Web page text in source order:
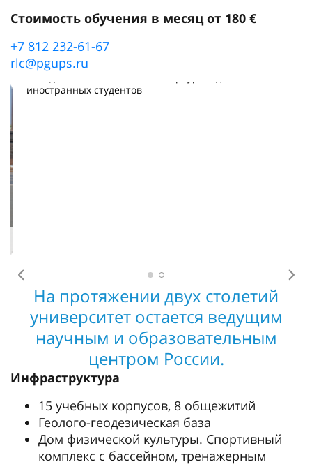
Стоимость обучения в месяц от 180 €
+7 812 232-61-67
rlc@pgups.ru
Предыдущее
На протяжении двух столетий
университет остается ведущим
научным и образовательным
центром России.
Инфраструктура
15 учебных корпусов, 8 общежитий
Геолого-геодезическая база
Дом физической культуры. Спортивный
комплекс с бассейном, тренажерным